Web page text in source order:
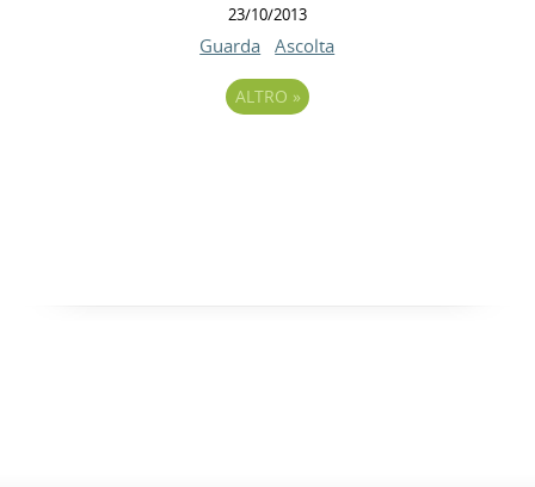
23/10/2013
Guarda Ascolta
ALTRO »